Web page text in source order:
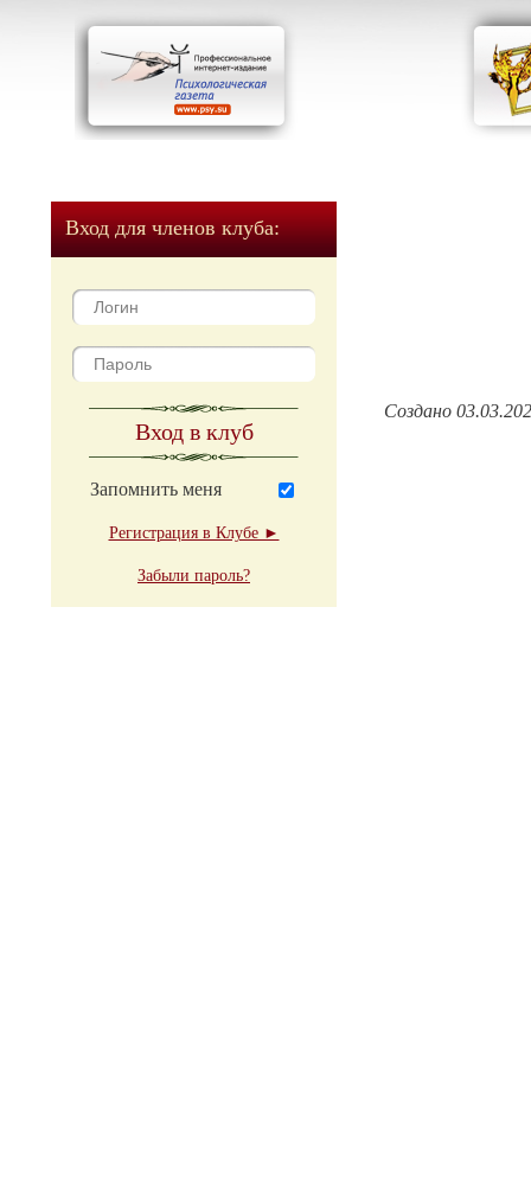
Вход для членов клуба:
Вход в клуб
Запомнить меня
Регистрация в Клубе ►
Забыли пароль?
Создано